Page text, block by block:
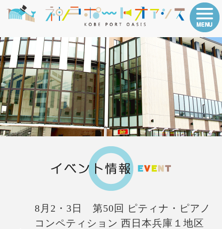
8月2・3日 第50回 ピティナ・ピアノ
コンペティション 西日本兵庫１地区